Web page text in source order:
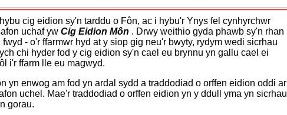
cig eidion sy'n tarddu o Fôn, ac i hybu'r Ynys fel cynhyrchwr
uchaf yw Cig Eidion Môn . Drwy weithio gyda phawb sy'n rhan
- o'r ffarmwr hyd at y siop gig neu'r bwyty, rydym wedi sicrhau
chi hyder fod y cig eidion sy'n cael eu brynnu yn gallu cael ei
i'r ffarm lle eu magwyd.
yn enwog am fod yn ardal sydd a traddodiad o orffen eidion oddi ar
uchel. Mae'r traddodiad o orffen eidion yn y ddull yma yn sicrhau
gorau.